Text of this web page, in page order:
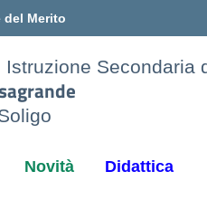
del Merito
Istruzione Secondaria
Novità Didattica